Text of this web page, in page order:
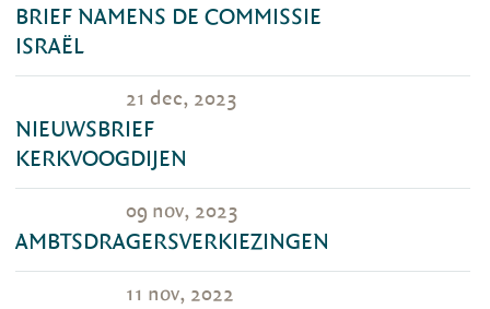
BRIEF NAMENS DE COMMISSIE
ISRAËL
21 dec, 2023
NIEUWSBRIEF
KERKVOOGDIJEN
09 nov, 2023
AMBTSDRAGERSVERKIEZINGEN
11 nov, 2022